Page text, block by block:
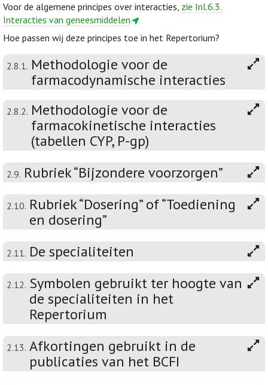
Voor de algemene principes over interacties, zie Inl.6.3.
Interacties van geneesmiddelen
Hoe passen wij deze principes toe in het Repertorium?
2.8.1. Methodologie voor de
farmacodynamische interacties
2.8.2. Methodologie voor de
farmacokinetische interacties
(tabellen CYP, P-gp)
2.9. Rubriek “Bijzondere voorzorgen”
2.10. Rubriek “Dosering” of “Toediening
en dosering”
2.11. De specialiteiten
2.12. Symbolen gebruikt ter hoogte van
de specialiteiten in het
Repertorium
2.13. Afkortingen gebruikt in de
publicaties van het BCFI